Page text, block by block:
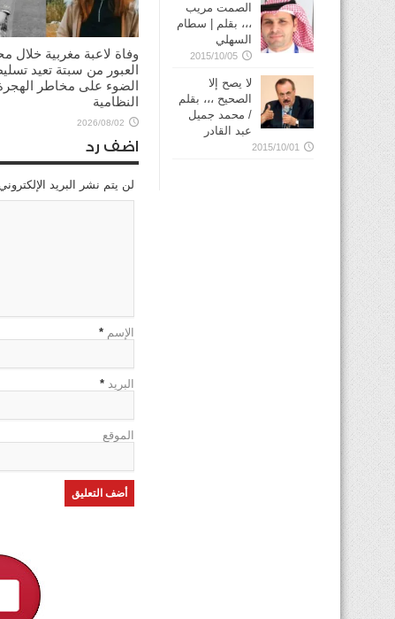
وفاة لاعبة مغربية خلال
العبور من سبتة تعيد
الضوء على مخاطر
النظامية
2026/08/02
اضف رد
لن يتم نشر البريد
الإسم *
البريد *
الموقع
الصمت مريب
،،، بقلم | سطام
السهلي
2015/10/05
لا يصح إلا
الصحيح ،،، بقلم
/ محمد جميل
عبد القادر
2015/10/01